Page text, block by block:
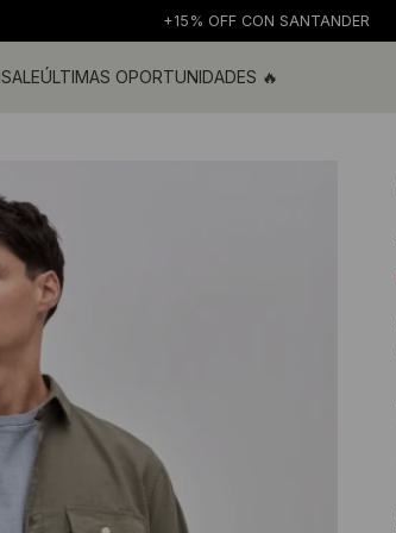
+15% OFF CON SANTANDER
baño
SALEÚLTIMAS OPORTUNIDADES 🔥